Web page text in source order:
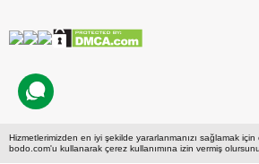
© 2009 — 2026 bodo.com
Hizmetlerimizden en iyi şekilde yararlanmanızı sağlamak için
bodo.com'u kullanarak çerez kullanımına izin vermiş